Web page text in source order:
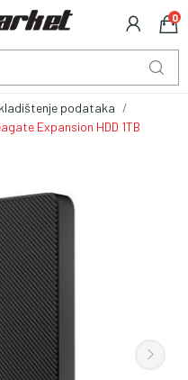
0
podataka
Expansion HDD 1TB